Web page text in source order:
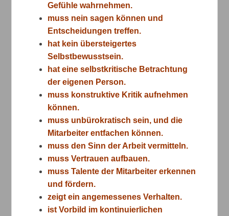
Gefühle wahrnehmen.
muss nein sagen können und
Entscheidungen treffen.
hat kein übersteigertes
Selbstbewusstsein.
hat eine selbstkritische Betrachtung
der eigenen Person.
muss konstruktive Kritik aufnehmen
können.
muss unbürokratisch sein, und die
Mitarbeiter entfachen können.
muss den Sinn der Arbeit vermitteln.
muss Vertrauen aufbauen.
muss Talente der Mitarbeiter erkennen
und fördern.
zeigt ein angemessenes Verhalten.
ist Vorbild im kontinuierlichen